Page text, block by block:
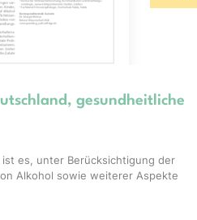
gesundheitliche
ist es, unter Berücksichtigung der
Alkohol sowie weiterer Aspekte